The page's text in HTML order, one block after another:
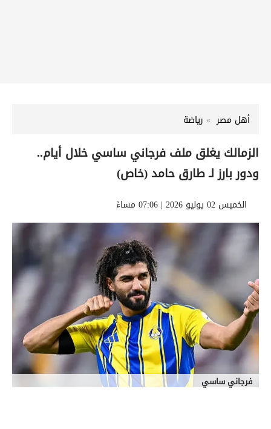
أهل مصر رياضة
الزمالك يغلق ملف فرجاني ساسي خلال أيام..
ودور بارز لـ طارق حامد (خاص)
الخميس 02 يوليو 2026 | 07:06 مساءً
فرجاني ساسي